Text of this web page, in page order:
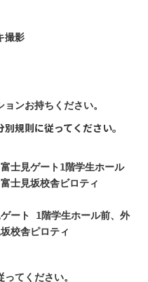
撮影
ンお持ちください。
規則に従ってください。
士見ゲート1階学生ホール
士見坂校舎ビロティ
ート 1階学生ホール前、外
校舎ピロティ
てください。